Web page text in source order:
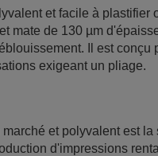
et facile à plastifier
mate de 130 µm
Il est conçu
exigeant un pliage.
et polyvalent est la
d'impressions